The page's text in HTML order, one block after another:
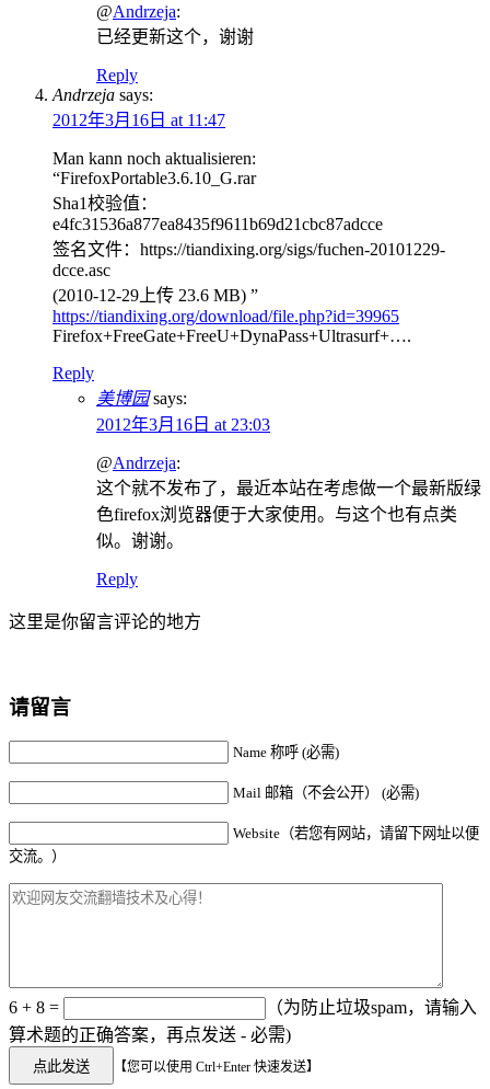
@Andrzeja:
已经更新这个，谢谢
Reply
Andrzeja says:
2012年3月16日 at 11:47
Man kann noch aktualisieren:
“FirefoxPortable3.6.10_G.rar
Sha1校验值：
e4fc31536a877ea8435f9611b69d21cbc87adcce
签名文件：https://tiandixing.org/sigs/fuchen-20101229-
dcce.asc
(2010-12-29上传 23.6 MB) ”
https://tiandixing.org/download/file.php?id=39965
Firefox+FreeGate+FreeU+DynaPass+Ultrasurf+….
Reply
美博园 says:
2012年3月16日 at 23:03
@Andrzeja:
这个就不发布了，最近本站在考虑做一个最新版绿
色firefox浏览器便于大家使用。与这个也有点类
似。谢谢。
Reply
这里是你留言评论的地方
请留言
Name 称呼 (必需)
Mail 邮箱（不会公开） (必需)
Website（若您有网站，请留下网址以便
交流。）
6 + 8 =
（为防止垃圾spam，请输入
算术题的正确答案，再点发送 - 必需)
【您可以使用 Ctrl+Enter 快速发送】